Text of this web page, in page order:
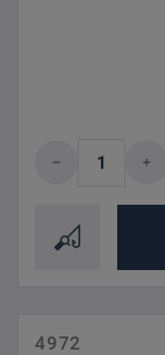
제품 수량:
4972